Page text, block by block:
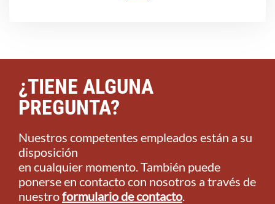
¿TIENE ALGUNA
PREGUNTA?
Nuestros competentes empleados están a su
disposición
en cualquier momento. También puede
ponerse en contacto con nosotros a través de
nuestroformulario de contacto.